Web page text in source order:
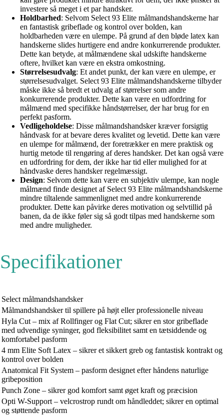
investere så meget i et par handsker.
Holdbarhed: Selvom Select 93 Elite målmandshandskerne har
en fantastisk gribeflade og kontrol over bolden, kan
holdbarheden være en ulempe. På grund af den bløde latex kan
handskerne slides hurtigere end andre konkurrerende produkter.
Dette kan betyde, at målmændene skal udskifte handskerne
oftere, hvilket kan være en ekstra omkostning.
Størrelsesudvalg: Et andet punkt, der kan være en ulempe, er
størrelsesudvalget. Select 93 Elite målmandshandskerne tilbyder
måske ikke så bredt et udvalg af størrelser som andre
konkurrerende produkter. Dette kan være en udfordring for
målmænd med specifikke håndstørrelser, der har brug for en
perfekt pasform.
Vedligeholdelse: Disse målmandshandsker kræver forsigtig
håndvask for at bevare deres kvalitet og levetid. Dette kan være
en ulempe for målmænd, der foretrækker en mere praktisk og
hurtig metode til rengøring af deres handsker. Det kan også være
en udfordring for dem, der ikke har tid eller mulighed for at
håndvaske deres handsker regelmæssigt.
Design: Selvom dette kan være en subjektiv ulempe, kan nogle
målmænd finde designet af Select 93 Elite målmandshandskerne
mindre tiltalende sammenlignet med andre konkurrerende
produkter. Dette kan påvirke deres motivation og selvtillid på
banen, da de ikke føler sig så godt tilpas med handskerne som
med andre muligheder.
Specifikationer
Select målmandshandsker
Målmandshandsker til spillere på højt eller professionelle niveau
Hyla Cut – mix af Rollfinger og Flat Cut; sikrer en stor gribeflade
med udvendige syninger, god fleksibilitet samt en tætsiddende og
komfortabel pasform
4 mm Elite Soft Latex – sikrer et sikkert greb og fantastisk kontrakt og
kontrol over bolden
Anatomical Fit System – pasform designet efter håndens naturlige
gribeposition
Punch Zone – sikrer god komfort samt øget kraft og præcision
Opti W-Support – velcrostrop rundt om håndleddet; sikrer en optimal
og støttende pasform